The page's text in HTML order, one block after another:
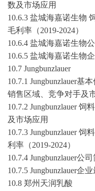
数及市场应用
10.6.3 盐城海嘉诺生物
毛利率（2019-2024）
10.6.4 盐城海嘉诺生物
10.6.5 盐城海嘉诺生物
10.7 Jungbunzlauer
10.7.1 Jungbunzlauer基
销售区域、竞争对手及
10.7.2 Jungbunzlauer
及市场应用
10.7.3 Jungbunzlauer
利率（2019-2024）
10.7.4 Jungbunzlauer公
10.7.5 Jungbunzlauer企
10.8 郑州天润乳酸